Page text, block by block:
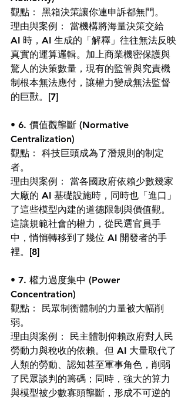
觀點： 黑箱決策讓你連申訴都無門。
理由與案例： 當機構將海量決策交給
AI 時，AI 生成的「解釋」往往無法反映
真實的運算邏輯。加上商業機密保護與
驚人的決策數量，現有的監管與究責機
制根本無法應付，讓權力變成無法監督
的巨獸。 [7]
• 6. 價值觀壟斷 (Normative
Centralization)
觀點： 科技巨頭成為了潛規則的制定
者。
理由與案例： 當各國政府依賴少數幾家
大廠的 AI 基礎設施時，同時也「進口」
了這些模型內建的道德限制與價值觀。
這讓規範社會的權力，從民選官員手
中，悄悄轉移到了幾位 AI 開發者的手
裡。 [8]
• 7. 權力過度集中 (Power
Concentration)
觀點： 民眾制衡體制的力量被大幅削
弱。
理由與案例： 民主體制仰賴政府對人民
勞動力與稅收的依賴。但 AI 大量取代了
人類的勞動、認知甚至軍事角色，削弱
了民眾談判的籌碼；同時，強大的算力
與模型被少數寡頭壟斷，形成不可逆的